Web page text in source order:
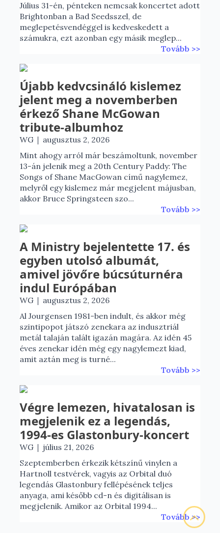
Július 31-én, pénteken nemcsak koncertet adott
Brightonban a Bad Seedsszel, de
meglepetésvendéggel is kedveskedett a
számukra, ezt azonban egy másik meglep...
Tovább >>
Újabb kedvcsináló kislemez
jelent meg a novemberben
érkező Shane McGowan
tribute-albumhoz
WG | augusztus 2, 2026
Mint ahogy arról már beszámoltunk, november
13-án jelenik meg a 20th Century Paddy: The
Songs of Shane MacGowan című nagylemez,
melyről egy kislemez már megjelent májusban,
akkor Bruce Springsteen szo...
Tovább >>
A Ministry bejelentette 17. és
egyben utolsó albumát,
amivel jövőre búcsúturnéra
indul Európában
WG | augusztus 2, 2026
Al Jourgensen 1981-ben indult, és akkor még
szintipopot játszó zenekara az indusztriál
metál talaján talált igazán magára. Az idén 45
éves zenekar idén még egy nagylemezt kiad,
amit aztán meg is turné...
Tovább >>
Végre lemezen, hivatalosan is
megjelenik ez a legendás,
1994-es Glastonbury-koncert
WG | július 21, 2026
Szeptemberben érkezik kétszínű vinylen a
Hartnoll testvérek, vagyis az Orbital duó
legendás Glastonbury fellépésének teljes
anyaga, ami később cd-n és digitálisan is
megjelenik. Amikor az Orbital 1994...
Tovább >>